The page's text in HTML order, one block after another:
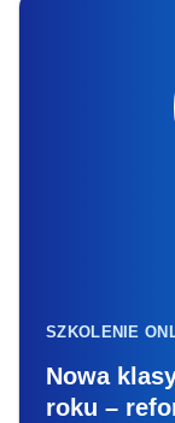
SZKOLENIE
Nowa
roku –